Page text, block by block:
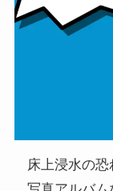
床上浸水の恐